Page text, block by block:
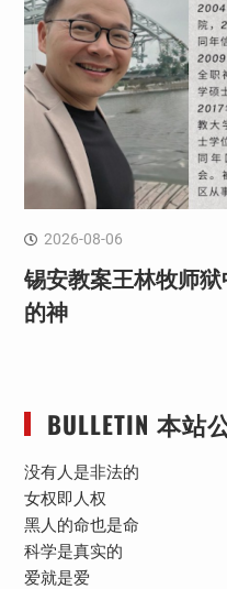
2026-08-06
锡安教案王林牧师
的神
BULLETIN 本站
没有人是非法的
女权即人权
黑人的命也是命
科学是真实的
爱就是爱